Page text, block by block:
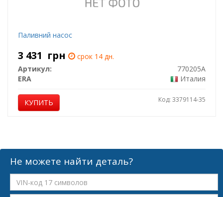
Паливний насос
3 431 грн
срок 14 дн.
Артикул:
770205A
ERA
Италия
КУПИТЬ Код: 3379114-35
Не можете найти деталь?